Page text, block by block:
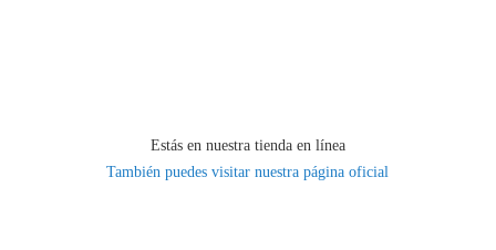
Estás en nuestra tienda en línea
También puedes visitar nuestra página oficial